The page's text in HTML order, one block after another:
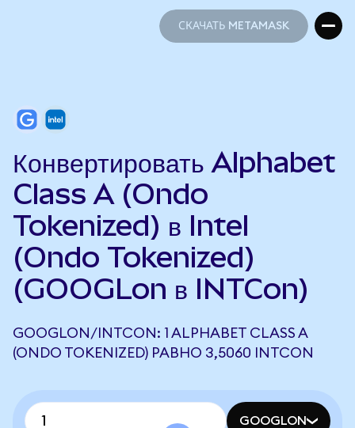
СКАЧАТЬ METAMASK
Конвертировать Alphabet
Class A (Ondo
Tokenized) в Intel
(Ondo Tokenized)
(GOOGLon в INTCon)
GOOGLON/INTCON: 1 ALPHABET CLASS A
(ONDO TOKENIZED) РАВНО 3,5060 INTCON
GOOGLON